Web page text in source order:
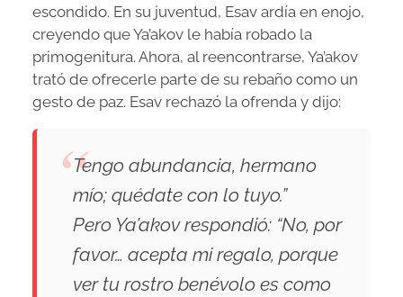
escondido. En su juventud, Esav ardía en enojo,
creyendo que Ya’akov le había robado la
primogenitura. Ahora, al reencontrarse, Ya’akov
trató de ofrecerle parte de su rebaño como un
gesto de paz. Esav rechazó la ofrenda y dijo:
Tengo abundancia, hermano
mío; quédate con lo tuyo.”
Pero Ya’akov respondió: “No, por
favor… acepta mi regalo, porque
ver tu rostro benévolo es como